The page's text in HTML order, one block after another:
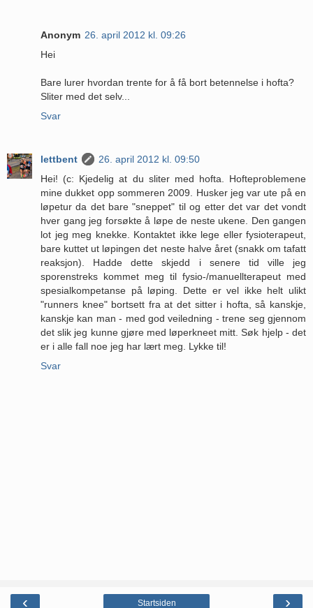
Anonym 26. april 2012 kl. 09:26
Hei
Bare lurer hvordan trente for å få bort betennelse i hofta?
Sliter med det selv...
Svar
lettbent
26. april 2012 kl. 09:50
Hei! (c: Kjedelig at du sliter med hofta. Hofteproblemene
mine dukket opp sommeren 2009. Husker jeg var ute på en
løpetur da det bare "sneppet" til og etter det var det vondt
hver gang jeg forsøkte å løpe de neste ukene. Den gangen
lot jeg meg knekke. Kontaktet ikke lege eller fysioterapeut,
bare kuttet ut løpingen det neste halve året (snakk om tafatt
reaksjon). Hadde dette skjedd i senere tid ville jeg
sporenstreks kommet meg til fysio-/manuellterapeut med
spesialkompetanse på løping. Dette er vel ikke helt ulikt
"runners knee" bortsett fra at det sitter i hofta, så kanskje,
kanskje kan man - med god veiledning - trene seg gjennom
det slik jeg kunne gjøre med løperkneet mitt. Søk hjelp - det
er i alle fall noe jeg har lært meg. Lykke til!
Svar
‹ ›
Startsiden